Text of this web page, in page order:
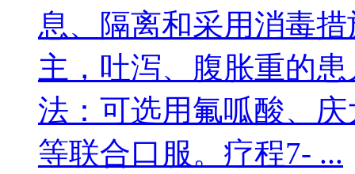
息、隔离和采用消毒
主，吐泻、腹胀重的
法：可选用氟呱酸、
等联合口服。疗程7- ...